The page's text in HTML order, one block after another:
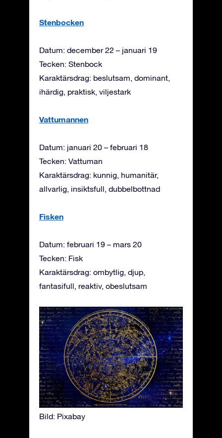
Stenbocken
Datum: december 22 – januari 19
Tecken: Stenbock
Karaktärsdrag: beslutsam, dominant,
ihärdig, praktisk, viljestark
Vattumannen
Datum: januari 20 – februari 18
Tecken: Vattuman
Karaktärsdrag: kunnig, humanitär,
allvarlig, insiktsfull, dubbelbottnad
Fisken
Datum: februari 19 – mars 20
Tecken: Fisk
Karaktärsdrag: ombytlig, djup,
fantasifull, reaktiv, obeslutsam
Bild: Pixabay